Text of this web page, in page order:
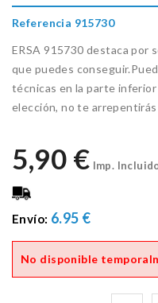
Referencia 915730
ERSA 915730 destaca por
que puedes
técnicas en la parte
elección, no te arrepentirás
5,90 € Imp.
Envío: 6.95 €
No disponible